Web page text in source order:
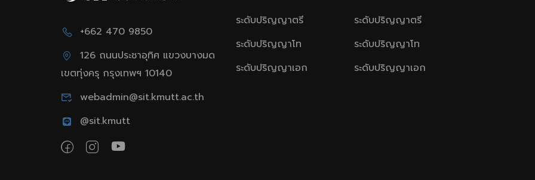
+662 470 9850
126 ถนนประชาอุทิศ แขวงบางมด
เขตทุ่งครุ กรุงเทพฯ 10140
webadmin@sit.kmutt.ac.th
@sit.kmutt
ระดับปริญญาตรี
ระดับปริญญาโท
ระดับปริญญาเอก
ระดับปริญญาตรี
ระดับปริญญาโท
ระดับปริญญาเอก